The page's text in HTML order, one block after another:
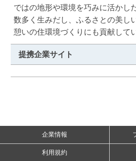
ではの地形や環境を巧みに活かし
数多く生みだし、ふるさとの美し
憩いの住環境づくりにも貢献して
提携企業サイト
企業情報
利用規約